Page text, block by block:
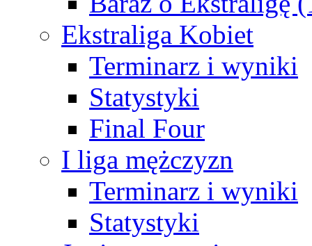
Ekstraliga Kobiet
Terminarz i wyniki
Statystyki
Final Four
I liga mężczyzn
Terminarz i wyniki
Statystyki